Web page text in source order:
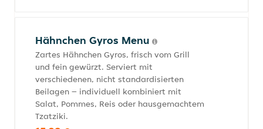
Hähnchen Gyros Menu
Zartes Hähnchen Gyros, frisch vom Grill
und fein gewürzt. Serviert mit
verschiedenen, nicht standardisierten
Beilagen – individuell kombiniert mit
Salat, Pommes, Reis oder hausgemachtem
Tzatziki.